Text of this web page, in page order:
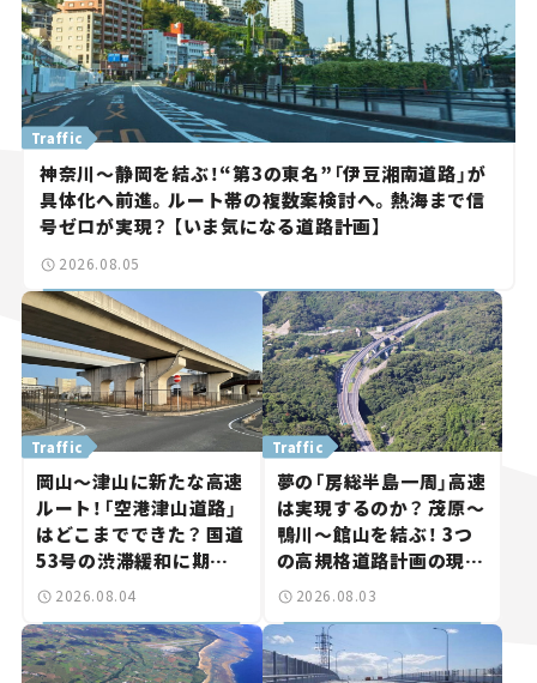
Traffic
神奈川～静岡を結ぶ！“第3の東名”「伊豆湘南道路」が
具体化へ前進。ルート帯の複数案検討へ。熱海まで信
号ゼロが実現？ 【いま気になる道路計画】
2026.08.05
Traffic
岡山～津山に新たな高速
ルート！「空港津山道路」
はどこまでできた？ 国道
53号の渋滞緩和に期待。
岡山市側でも動きが【い
2026.08.04
Traffic
夢の「房総半島一周」高速
は実現するのか？ 茂原～
鴨川～館山を結ぶ！ 3つ
の高規格道路計画の現
状。「館山鴨川道路」で検
路計画】
2026.08.03